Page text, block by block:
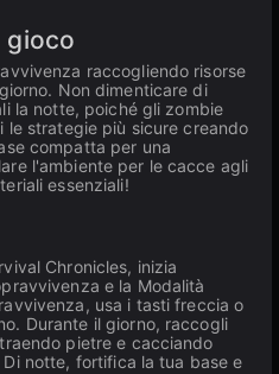
gioco
raccogliendo risorse
Non dimenticare di
la notte, poiché gli zombie
le strategie più sicure creando
compatta per una
l'ambiente per le cacce agli
essenziali!
Chronicles, inizia
e la Modalità
usa i tasti freccia o
Durante il giorno, raccogli
pietre e cacciando
notte, fortifica la tua base e